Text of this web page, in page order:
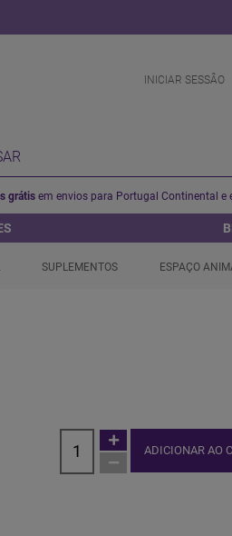
INICIAR SESSÂO
grátis em envios para Portugal Continental e
SUPLEMENTOS ESPAÇO
ADICIONAR AO